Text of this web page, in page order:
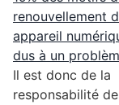
renouvellement
appareil
dus à un
Il est donc de la
responsabilité